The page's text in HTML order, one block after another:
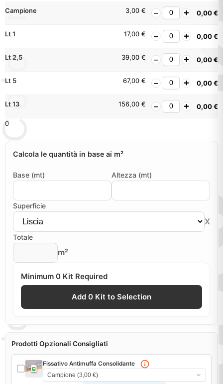
Campione 3,00€ 0,00€
Lt 1 17,00€ 0,00€
Lt 2,5 39,00€ 0,00€
Lt 5 67,00€ 0,00€
Lt 13 156,00€ 0,00€
0
Calcola le quantità in base ai m²
Base (mt) Altezza (mt)
Superficie
X
Totale
m²
Minimum 0 Kit Required
Add 0 Kit to Selection
Prodotti Opzionali Consigliati
Fissativo Antimuffa Consolidante